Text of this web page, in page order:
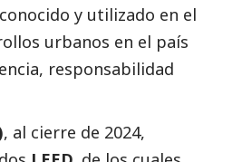
y utilizado en el
urbanos en el país
responsabilidad
, al cierre de 2024,